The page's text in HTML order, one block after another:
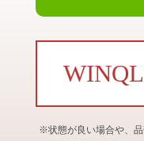
※状態が良い場合や、